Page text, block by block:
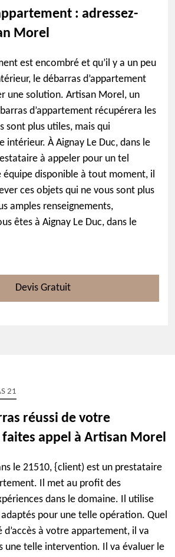
: adressez-
Morel
est encombré et qu’il y a un peu
le débarras d’appartement
une solution. Artisan Morel, un
d’appartement récupérera les
sont plus utiles, mais qui
intérieur. À Aignay Le Duc, dans le
à appeler pour un tel
équipe disponible à tout moment, il
ces objets qui ne vous sont plus
amples renseignements,
êtes à Aignay Le Duc, dans le
Devis Gratuit
21
réussi de votre
appel à Artisan Morel
le 21510, {client) est un prestataire
Il met au profit des
dans le domaine. Il utilise
pour une telle opération. Quel
à votre appartement, il va
une telle intervention. Il va évaluer le